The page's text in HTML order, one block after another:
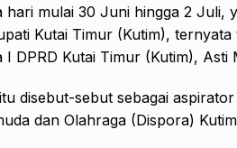
hari mulai 30 Juni hingga 2 Juli,
Kutai Timur (Kutim),
I DPRD Kutai Timur (Kutim), Asti
disebut-sebut sebagai
dan Olahraga (Dispora)